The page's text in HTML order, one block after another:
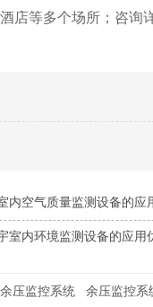
店等多个场所；咨询
内空气质量监测设备的应
室内环境监测设备的应用
压监控系统 余压监控系